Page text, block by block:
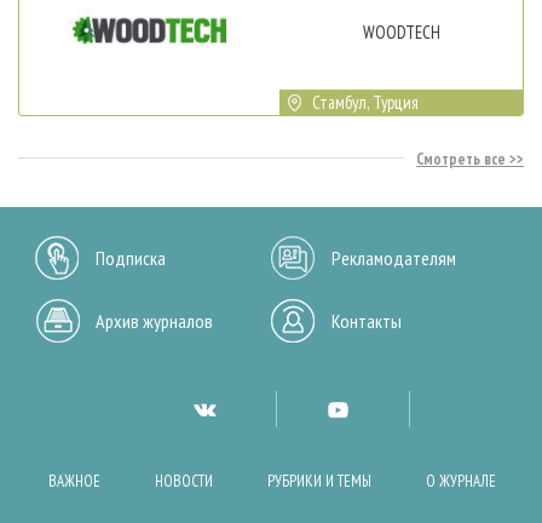
WOODTECH
Стамбул, Турция
Смотреть все
Подписка Рекламодателям
Архив журналов Контакты
ВАЖНОЕ НОВОСТИ РУБРИКИ И ТЕМЫ О ЖУРНАЛЕ